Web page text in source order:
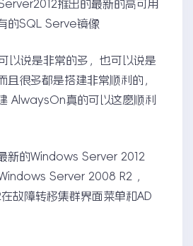
推出的最新的高可用
的SQL Serve镜像
以说是非常的多，也可以说是
且很多都是搭建非常顺利的，
AlwaysOn真的可以这麽顺利
新的Windows Server 2012
Server 2008 R2 ，
故障转移集群界面菜单和AD